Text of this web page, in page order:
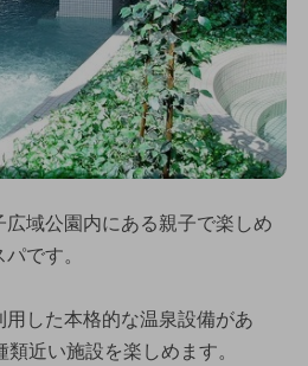
域公園内にある親子で楽しめ
です。
した本格的な温泉設備があ
近い施設を楽しめます。